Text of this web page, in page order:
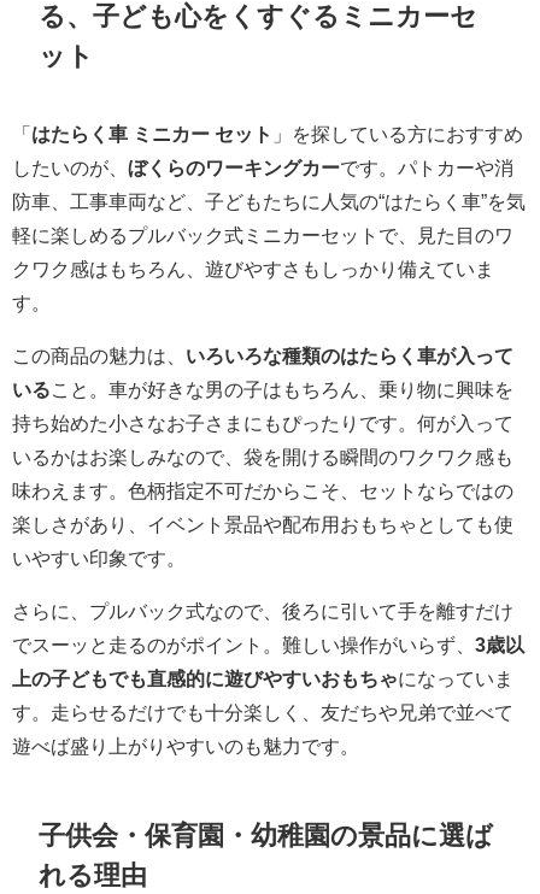
る、子ども心をくすぐるミニカーセ
ット
「はたらく車 ミニカー セット 」を探している方におすすめ
したいのが、 ぼくらのワーキングカーです。パトカーや消
防車、工事車両など、子どもたちに人気の“はたらく車”を気
軽に楽しめるプルバック式ミニカーセットで、見た目のワ
クワク感はもちろん、遊びやすさもしっかり備えていま
す。
この商品の魅力は、 いろいろな種類のはたらく車が入って
いる こと。車が好きな男の子はもちろん、乗り物に興味を
持ち始めた小さなお子さまにもぴったりです。何が入って
いるかはお楽しみなので、袋を開ける瞬間のワクワク感も
味わえます。色柄指定不可だからこそ、セットならではの
楽しさがあり、イベント景品や配布用おもちゃとしても使
いやすい印象です。
さらに、プルバック式なので、後ろに引いて手を離すだけ
でスーッと走るのがポイント。難しい操作がいらず、 3歳以
上の子どもでも直感的に遊びやすいおもちゃになっていま
す。走らせるだけでも十分楽しく、友だちや兄弟で並べて
遊べば盛り上がりやすいのも魅力です。
子供会・保育園・幼稚園の景品に選ば
れる理由